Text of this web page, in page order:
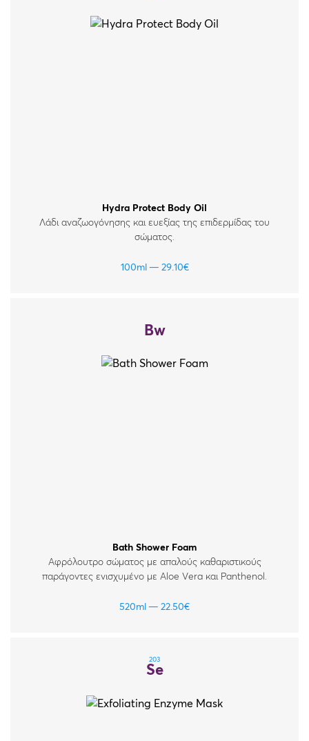
Hydra Protect Body Oil
Λάδι αναζωογόνησης και ευεξίας της επιδερμίδας του
σώματος.
100ml 29.10€
Bw
Bath Shower Foam
Αφρόλουτρο σώματος με απαλούς καθαριστικούς
παράγοντες ενισχυμένο με Aloe Vera και Panthenol.
520ml 22.50€
203
Se